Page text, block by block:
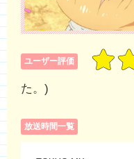
ユーザー評価
た。)
放送時間一覧